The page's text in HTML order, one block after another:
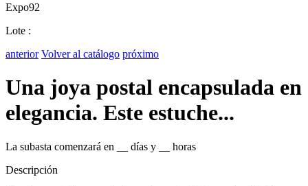
Expo92
Lote :
anterior Volver al catálogo próximo
Una joya postal encapsulada en
elegancia. Este estuche...
La subasta comenzará en días y
horas
Descripción